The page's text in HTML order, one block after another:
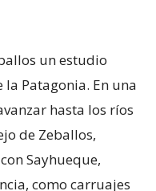
un estudio
Patagonia. En una
hasta los ríos
de Zeballos,
Sayhueque,
como carruajes